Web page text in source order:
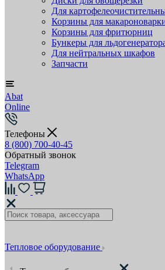
Для
Корзины для
Корзины для фритюрниц
Бункеры для
Для нейтральных шкафов
Запчасти
Abat
Online
Телефоны
8 (800) 700-40-45
Обратный звонок
Telegram
WhatsApp
Тепловое оборудование